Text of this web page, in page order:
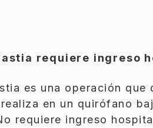
requiere ingreso
es una operación que
en un quirófano
requiere ingreso